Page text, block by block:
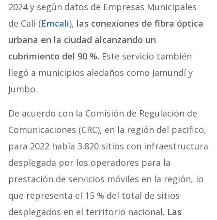
2024 y según datos de Empresas Municipales
de Cali (Emcali), las conexiones de fibra óptica
urbana en la ciudad alcanzando un
cubrimiento del 90 %. Este servicio también
llegó a municipios aledaños como Jamundí y
Jumbo.
De acuerdo con la Comisión de Regulación de
Comunicaciones (CRC), en la región del pacifico,
para 2022 había 3.820 sitios con infraestructura
desplegada por los operadores para la
prestación de servicios móviles en la región, lo
que representa el 15 % del total de sitios
desplegados en el territorio nacional. Las